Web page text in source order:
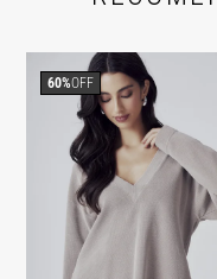
60%OFF